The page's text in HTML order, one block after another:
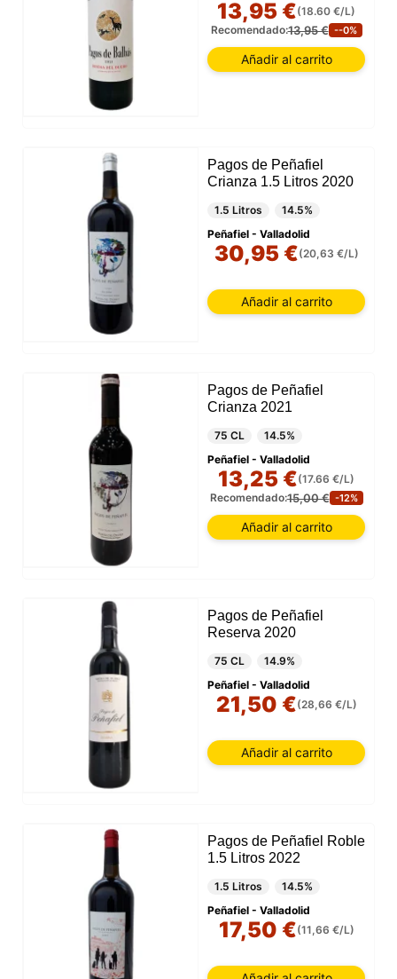
13,95 €(18.60 €/L)
Recomendado:13,95 € --0%
Añadir al carrito
Pagos de Peñafiel
Crianza 1.5 Litros 2020
1.5 Litros
14.5%
Peñafiel - Valladolid
30,95 €(20,63 €/L)
Añadir al carrito
Pagos de Peñafiel
Crianza 2021
75 CL
14.5%
Peñafiel - Valladolid
13,25 €(17.66 €/L)
Recomendado:15,00 € -12%
Añadir al carrito
Pagos de Peñafiel
Reserva 2020
75 CL
14.9%
Peñafiel - Valladolid
21,50 €(28,66 €/L)
Añadir al carrito
Pagos de Peñafiel Roble
1.5 Litros 2022
1.5 Litros
14.5%
Peñafiel - Valladolid
17,50 €(11,66 €/L)